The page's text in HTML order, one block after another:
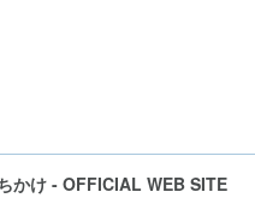
かけ - OFFICIAL WEB SITE